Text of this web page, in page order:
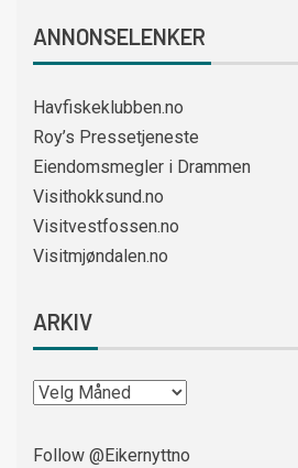
ANNONSELENKER
Havfiskeklubben.no
Roy’s Pressetjeneste
Eiendomsmegler i Drammen
Visithokksund.no
Visitvestfossen.no
Visitmjøndalen.no
ARKIV
Follow @Eikernyttno